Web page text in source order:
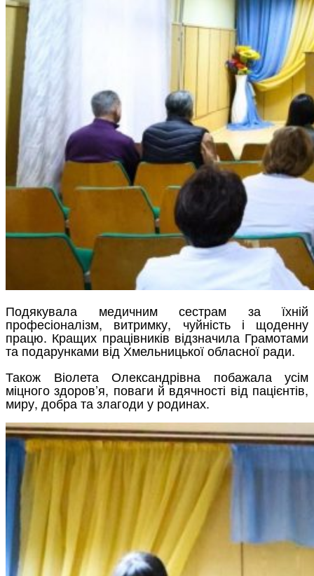
Подякувала медичним сестрам за їхній
професіоналізм, витримку, чуйність і щоденну
працю. Кращих працівників відзначила Грамотами
та подарунками від Хмельницької обласної ради.
Також Віолета Олександрівна побажала усім
міцного здоров’я, поваги й вдячності від пацієнтів,
миру, добра та злагоди у родинах.